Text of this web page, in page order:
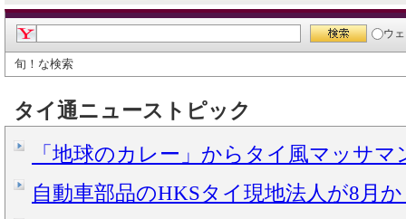
ウ
旬！な検索
タイ通ニューストピック
「地球のカレー」からタイ風マッサマ
自動車部品のHKSタイ現地法人が8月